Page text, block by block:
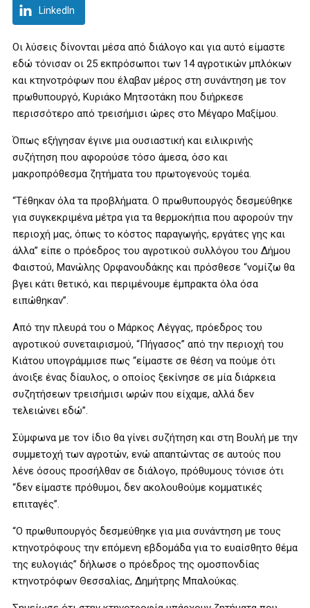
LinkedIn
Οι λύσεις δίνονται μέσα από διάλογο και για αυτό είμαστε
εδώ τόνισαν οι 25 εκπρόσωποι των 14 αγροτικών μπλόκων
και κτηνοτρόφων που έλαβαν μέρος στη συνάντηση με τον
πρωθυπουργό, Κυριάκο Μητσοτάκη που διήρκεσε
περισσότερο από τρεισήμισι ώρες στο Μέγαρο Μαξίμου.
Όπως εξήγησαν έγινε μια ουσιαστική και ειλικρινής
συζήτηση που αφορούσε τόσο άμεσα, όσο και
μακροπρόθεσμα ζητήματα του πρωτογενούς τομέα.
“Τέθηκαν όλα τα προβλήματα. Ο πρωθυπουργός δεσμεύθηκε
για συγκεκριμένα μέτρα για τα θερμοκήπια που αφορούν την
περιοχή μας, όπως το κόστος παραγωγής, εργάτες γης και
άλλα” είπε ο πρόεδρος του αγροτικού συλλόγου του Δήμου
Φαιστού, Μανώλης Ορφανουδάκης και πρόσθεσε “νομίζω θα
βγει κάτι θετικό, και περιμένουμε έμπρακτα όλα όσα
ειπώθηκαν”.
Από την πλευρά του ο Μάρκος Λέγγας, πρόεδρος του
αγροτικού συνεταιρισμού, “Πήγασος” από την περιοχή του
Κιάτου υπογράμμισε πως “είμαστε σε θέση να πούμε ότι
άνοιξε ένας δίαυλος, ο οποίος ξεκίνησε σε μία διάρκεια
συζητήσεων τρεισήμισι ωρών που είχαμε, αλλά δεν
τελειώνει εδώ”.
Σύμφωνα με τον ίδιο θα γίνει συζήτηση και στη Βουλή με την
συμμετοχή των αγροτών, ενώ απαnτώντας σε αυτούς που
λένε όσους προσήλθαν σε διάλογο, πρόθυμους τόνισε ότι
“δεν είμαστε πρόθυμοι, δεν ακολουθούμε κομματικές
επιταγές”.
“Ο πρωθυπουργός δεσμεύθηκε για μια συνάντηση με τους
κτηνοτρόφους την επόμενη εβδομάδα για το ευαίσθητο θέμα
της ευλογιάς” δήλωσε ο πρόεδρος της ομοσπονδίας
κτηνοτρόφων Θεσσαλίας, Δημήτρης Μπαλούκας.